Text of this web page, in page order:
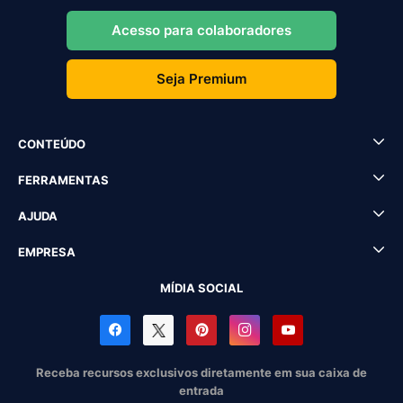
Acesso para colaboradores
Seja Premium
CONTEÚDO
FERRAMENTAS
AJUDA
EMPRESA
MÍDIA SOCIAL
Receba recursos exclusivos diretamente em sua caixa de
entrada